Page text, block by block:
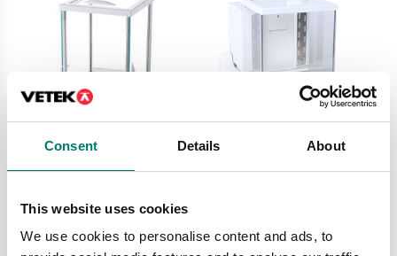
Consent Details About
This website uses cookies
We use cookies to personalise content and ads, to
Analysvågar
Finns i flera varianter
Analysvågar
Finns i flera varianter